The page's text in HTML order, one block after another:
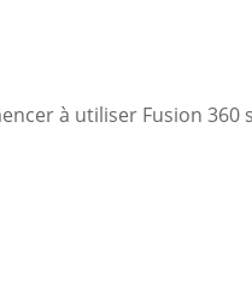
à utiliser Fusion 360